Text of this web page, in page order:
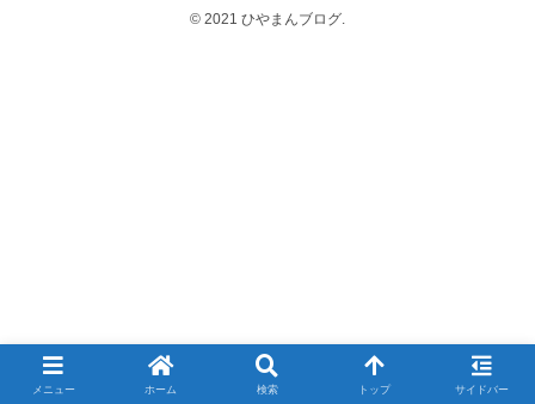
© 2021 ひやまんブログ.
メニュー ホーム 検索 トップ サイドバー